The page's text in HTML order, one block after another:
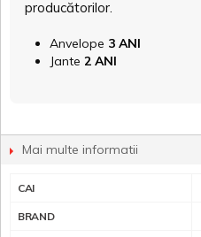
producătorilor.
Anvelope 3 ANI
Jante 2 ANI
Mai multe informatii
CAI
BRAND